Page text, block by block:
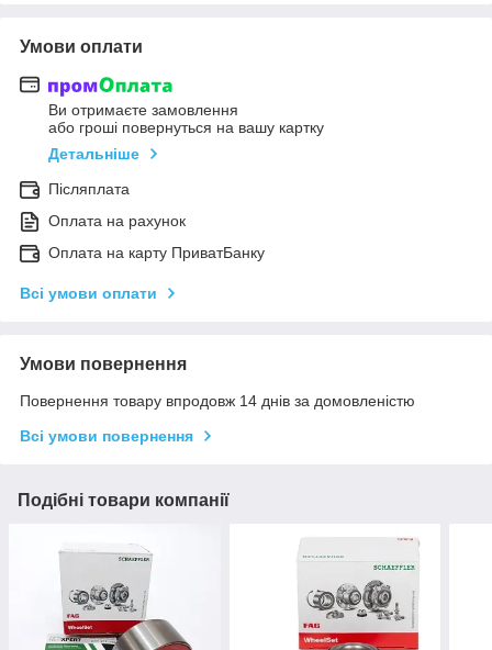
Умови оплати
Ви отримаєте замовлення
або гроші повернуться на вашу картку
Детальніше
Післяплата
Оплата на рахунок
Оплата на карту ПриватБанку
Всі умови оплати
Умови повернення
Повернення товару впродовж 14 днів за домовленістю
Всі умови повернення
Подібні товари компанії